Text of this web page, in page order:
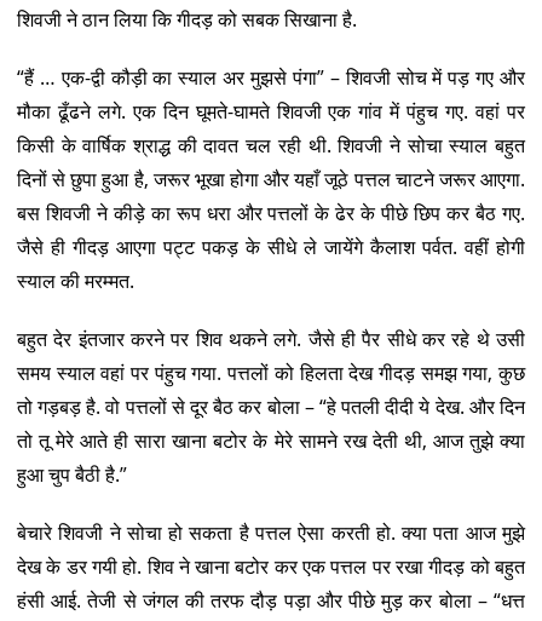
शिवजी ने ठान लिया कि गीदड़ को सबक सिखाना है.
“हैं … एक-द्वी कौड़ी का स्याल अर मुझसे पंगा” – शिवजी सोच में पड़ गए और
मौका ढूँढने लगे. एक दिन घूमते-घामते शिवजी एक गांव में पंहुच गए. वहां पर
किसी के वार्षिक श्राद्ध की दावत चल रही थी. शिवजी ने सोचा स्याल बहुत
दिनों से छुपा हुआ है, जरूर भूखा होगा और यहाँ जूठे पत्तल चाटने जरूर आएगा.
बस शिवजी ने कीड़े का रूप धरा और पत्तलों के ढेर के पीछे छिप कर बैठ गए.
जैसे ही गीदड़ आएगा पट्ट पकड़ के सीधे ले जायेंगे कैलाश पर्वत. वहीं होगी
स्याल की मरम्मत.
बहुत देर इंतजार करने पर शिव थकने लगे. जैसे ही पैर सीधे कर रहे थे उसी
समय स्याल वहां पर पंहुच गया. पत्तलों को हिलता देख गीदड़ समझ गया, कुछ
तो गड़बड़ है. वो पत्तलों से दूर बैठ कर बोला – “हे पतली दीदी ये देख. और दिन
तो तू मेरे आते ही सारा खाना बटोर के मेरे सामने रख देती थी, आज तुझे क्या
हुआ चुप बैठी है.”
बेचारे शिवजी ने सोचा हो सकता है पत्तल ऐसा करती हो. क्या पता आज मुझे
देख के डर गयी हो. शिव ने खाना बटोर कर एक पत्तल पर रखा गीदड़ को बहुत
हंसी आई. तेजी से जंगल की तरफ दौड़ पड़ा और पीछे मुड़ कर बोला – “धत्त